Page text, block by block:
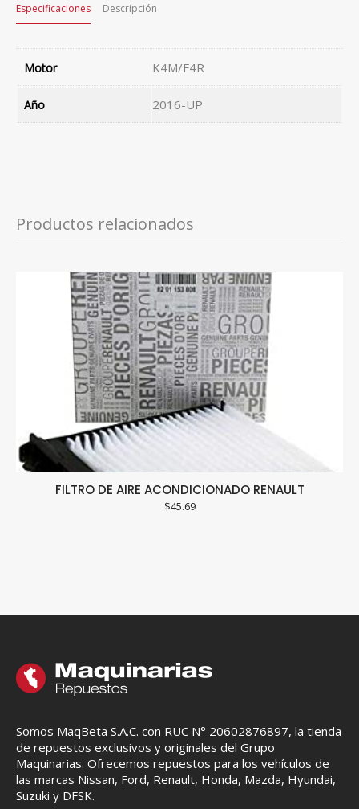
Especificaciones Descripción
Motor K4M/F4R
Año 2016-UP
Productos relacionados
FILTRO DE AIRE ACONDICIONADO RENAULT
$45.69
Somos MaqBeta S.A.C. con RUC N° 20602876897, la tienda
de repuestos exclusivos y originales del Grupo
Maquinarias. Ofrecemos repuestos para los vehículos de
las marcas Nissan, Ford, Renault, Honda, Mazda, Hyundai,
Suzuki y DFSK.